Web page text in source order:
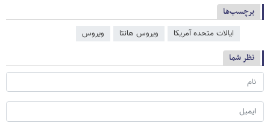
برچسب‌ها
ایالات متحده آمریکا ویروس هانتا ویروس
نظر شما